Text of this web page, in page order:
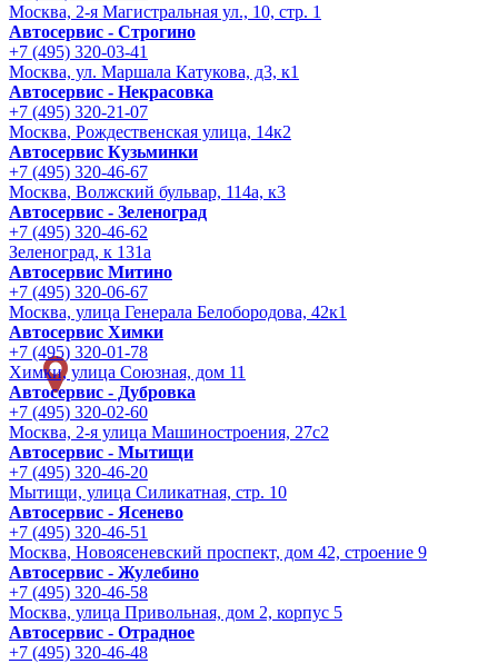
Москва, 2-я Магистральная ул., 10, стр. 1
Автосервис - Строгино
+7 (495) 320-03-41
Москва, ул. Маршала Катукова, д3, к1
Автосервис - Некрасовка
+7 (495) 320-21-07
Москва, Рождественская улица, 14к2
Автосервис Кузьминки
+7 (495) 320-46-67
Москва, Волжский бульвар, 114а, к3
Автосервис - Зеленоград
+7 (495) 320-46-62
Зеленоград, к 131а
Автосервис Митино
+7 (495) 320-06-67
Москва, улица Генерала Белобородова, 42к1
Автосервис Химки
+7 (495) 320-01-78
Химки, улица Союзная, дом 11
Автосервис - Дубровка
+7 (495) 320-02-60
Москва, 2-я улица Машиностроения, 27с2
Автосервис - Мытищи
+7 (495) 320-46-20
Мытищи, улица Силикатная, стр. 10
Автосервис - Ясенево
+7 (495) 320-46-51
Москва, Новоясеневский проспект, дом 42, строение 9
Автосервис - Жулебино
+7 (495) 320-46-58
Москва, улица Привольная, дом 2, корпус 5
Автосервис - Отрадное
+7 (495) 320-46-48